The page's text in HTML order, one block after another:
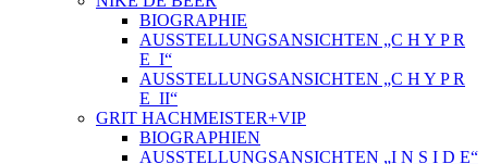
BIOGRAPHIE
AUSSTELLUNGSANSICHTEN „C H Y P R
E_I“
AUSSTELLUNGSANSICHTEN „C H Y P R
E_II“
GRIT HACHMEISTER+VIP
BIOGRAPHIEN
AUSSTELLUNGSANSICHTEN „I N S I D E“